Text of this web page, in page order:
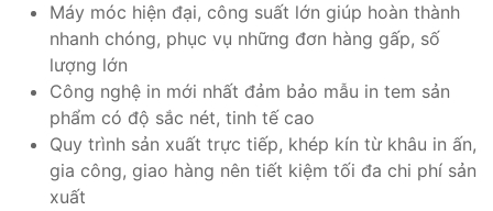
Máy móc hiện đại, công suất lớn giúp hoàn thành
nhanh chóng, phục vụ những đơn hàng gấp, số
lượng lớn
Công nghệ in mới nhất đảm bảo mẫu in tem sản
phẩm có độ sắc nét, tinh tế cao
Quy trình sản xuất trực tiếp, khép kín từ khâu in ấn,
gia công, giao hàng nên tiết kiệm tối đa chi phí sản
xuất